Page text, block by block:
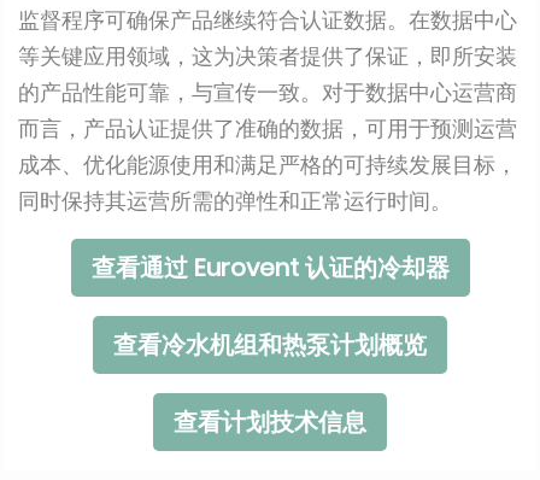
监督程序可确保产品继续符合认证数据。在数据中心
等关键应用领域，这为决策者提供了保证，即所安装
的产品性能可靠，与宣传一致。对于数据中心运营商
而言，产品认证提供了准确的数据，可用于预测运营
成本、优化能源使用和满足严格的可持续发展目标，
同时保持其运营所需的弹性和正常运行时间。
查看通过 Eurovent 认证的冷却器
查看冷水机组和热泵计划概览
查看计划技术信息